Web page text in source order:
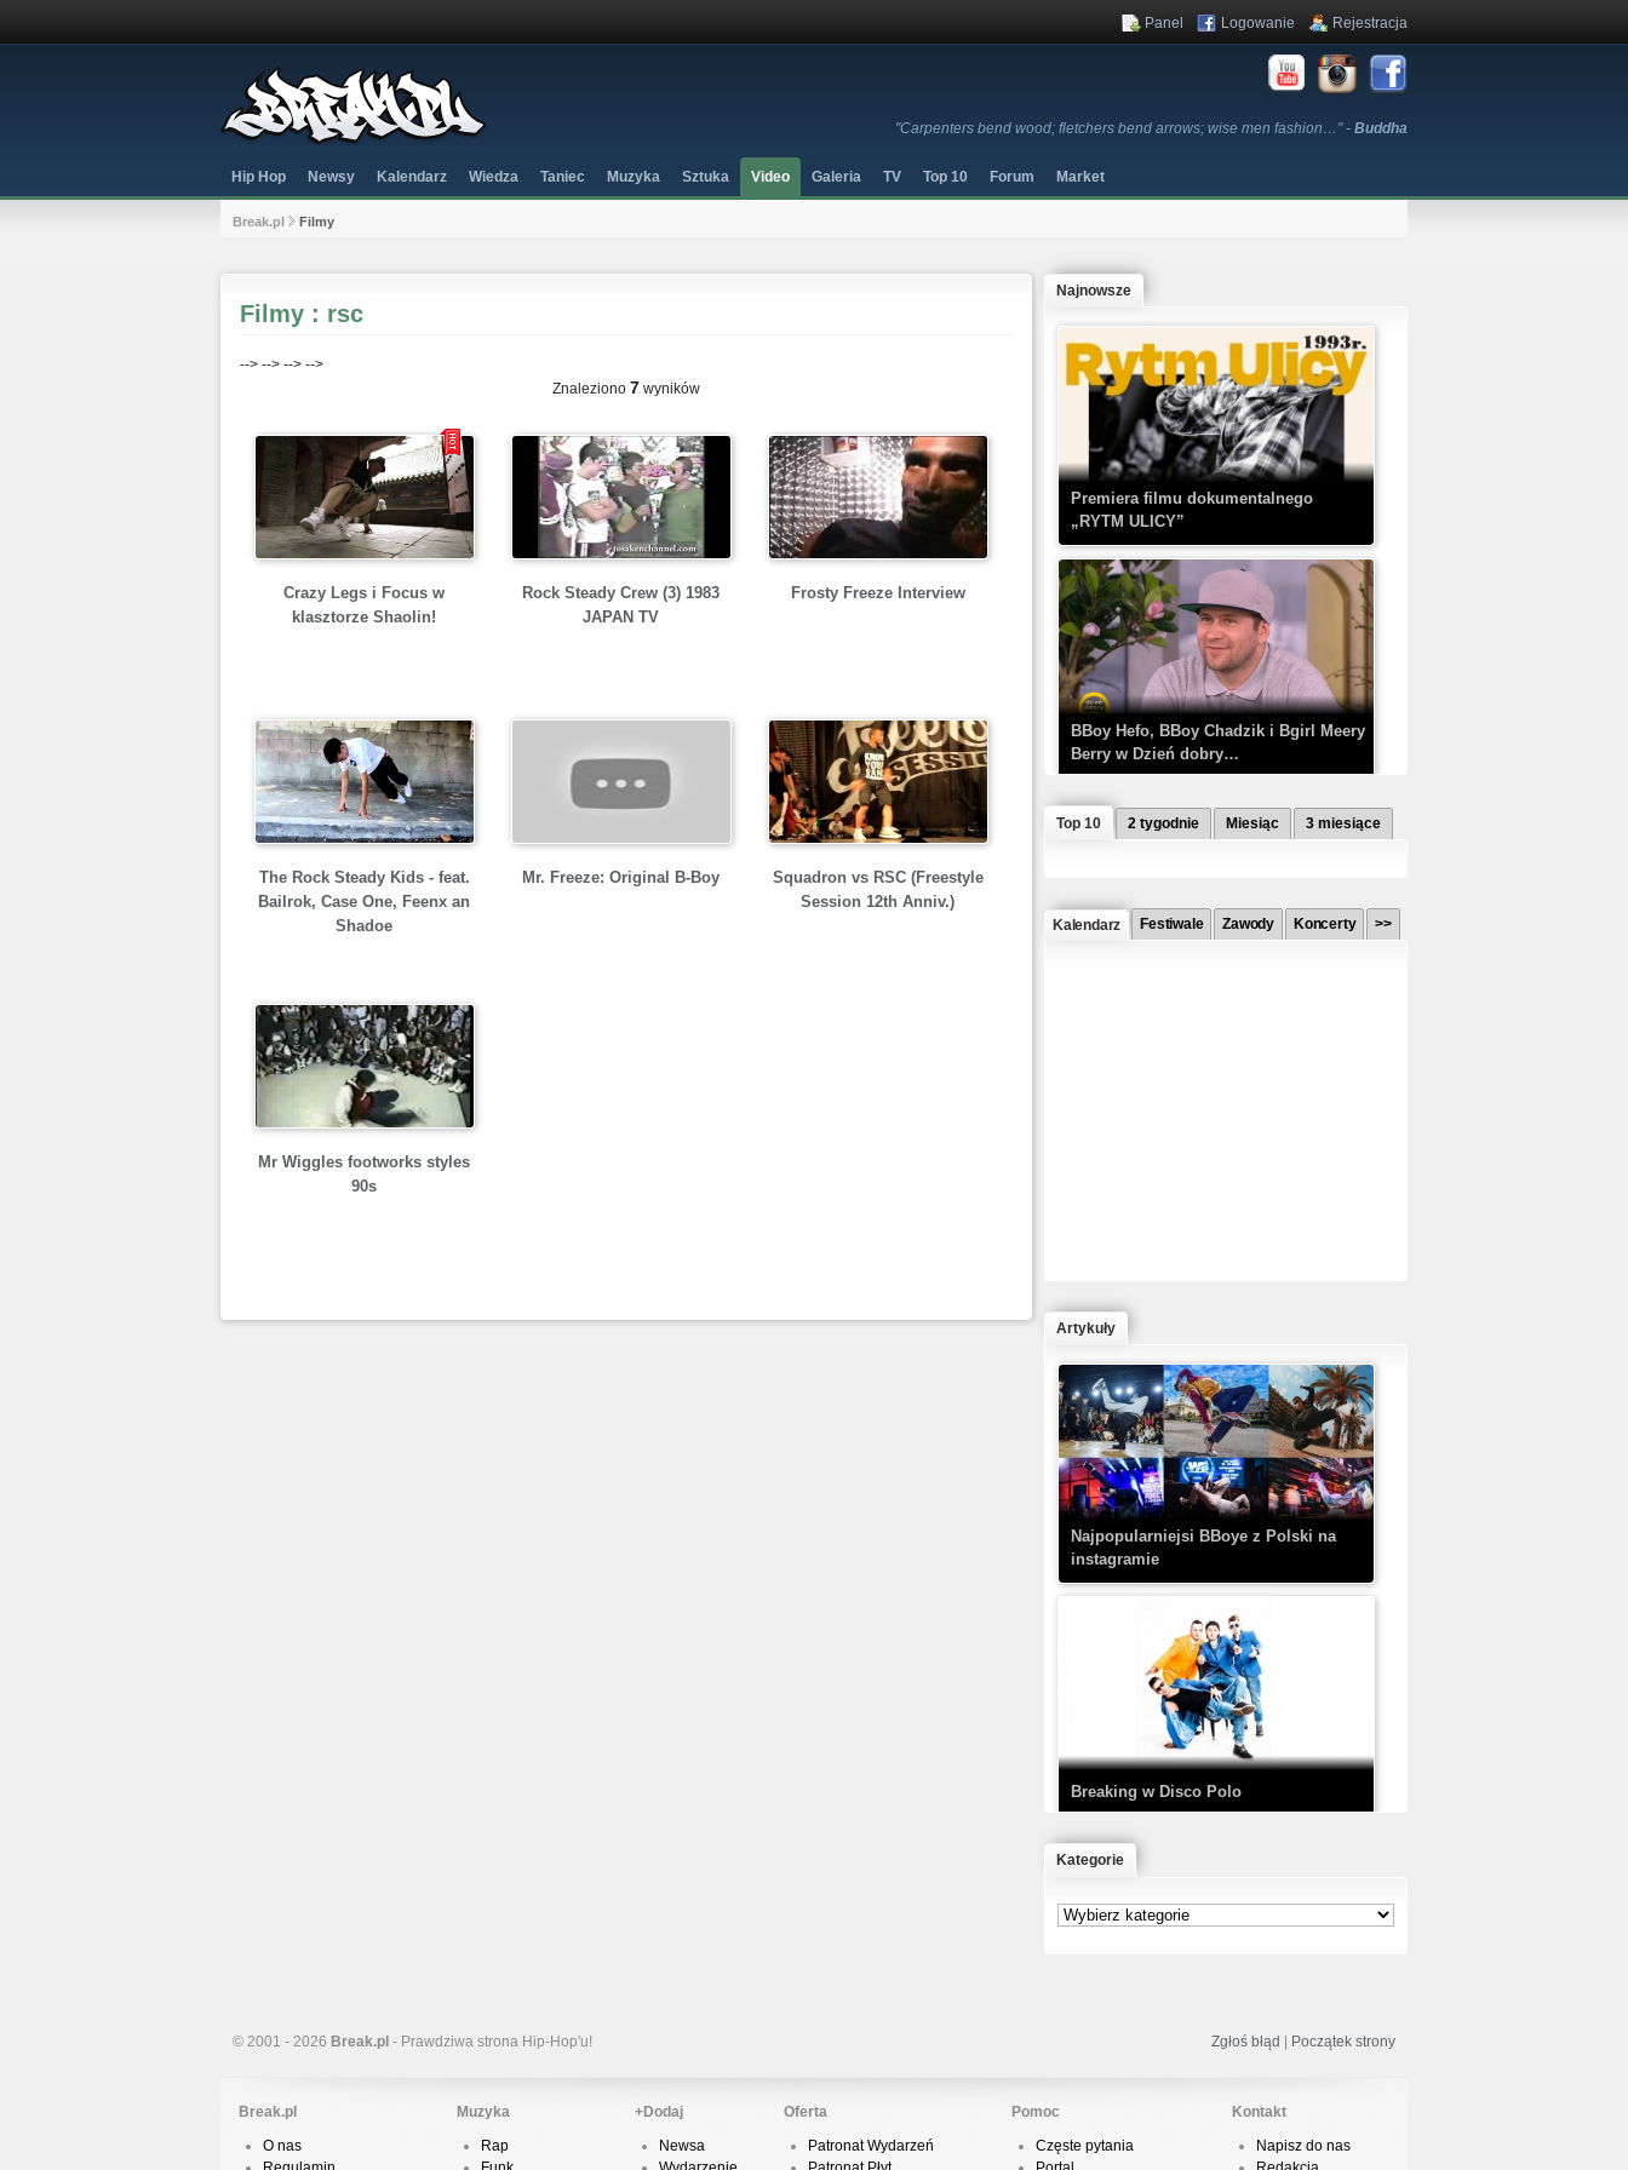
"Carpenters bend wood; fletchers bend arrows; wise men fashion…" - Buddha
Panel Logowanie Rejestracja
Hip Hop Newsy Kalendarz Wiedza Taniec Muzyka Sztuka Video Galeria TV Top 10 Forum Market
Break.pl Filmy
Filmy : rsc
--> --> --> -->
Znaleziono 7 wyników
Crazy Legs i Focus w
klasztorze Shaolin!
Rock Steady Crew (3) 1983
JAPAN TV
Frosty Freeze Interview
The Rock Steady Kids - feat.
Bailrok, Case One, Feenx an
Shadoe
Mr. Freeze: Original B-Boy
Squadron vs RSC (Freestyle
Session 12th Anniv.)
Mr Wiggles footworks styles
90s
Najnowsze
Premiera filmu dokumentalnego
„RYTM ULICY”
BBoy Hefo, BBoy Chadzik i Bgirl Meery
Berry w Dzień dobry…
Kaczorex w najnowszym klipie: HRYPA
– Kobieta z walizką
TEDE & SIR MICH - KICKDOWN /
DISCO NOIR
Prod. Chubeats, Scratch:…
KrisBo - Cienie
Top 10 2 tygodnie Miesiąc 3 miesiące
Kalendarz Festiwale Zawody Koncerty >>
Artykuły
Najpopularniejsi BBoye z Polski na
instagramie
Breaking w Disco Polo
Kategorie
© 2001 - 2026 Break.pl - Prawdziwa strona Hip-Hop'u! Zgłoś błąd | Początek strony
Break.pl
O nas
Muzyka
Rap
+Dodaj
Newsa
Oferta
Patronat Wydarzeń
Pomoc
Częste pytania
Kontakt
Napisz do nas